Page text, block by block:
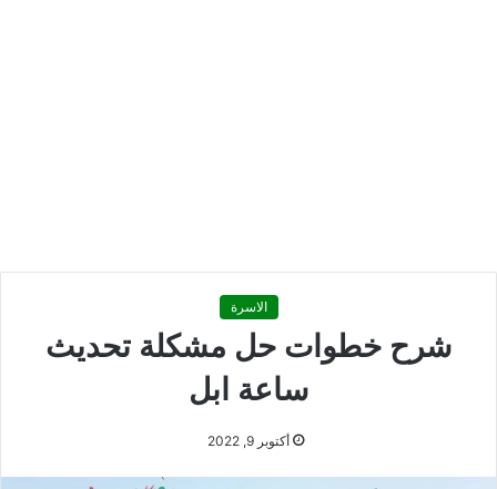
الاسرة
شرح خطوات حل مشكلة تحديث
ساعة ابل
أكتوبر 9, 2022